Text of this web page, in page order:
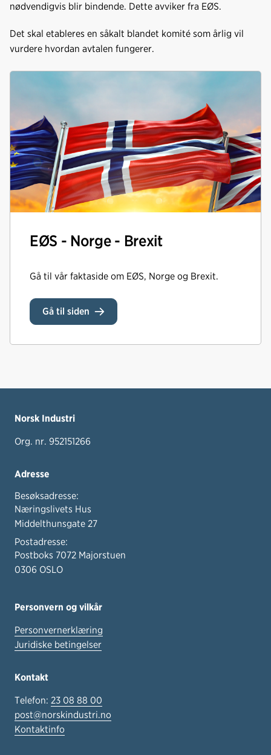
nødvendigvis blir bindende. Dette avviker fra EØS.
Det skal etableres en såkalt blandet komité som årlig vil
vurdere hvordan avtalen fungerer.
EØS - Norge - Brexit
Gå til vår faktaside om EØS, Norge og Brexit.
Gå til siden
Norsk Industri
Org. nr. 952151266
Adresse
Besøksadresse:
Næringslivets Hus
Middelthunsgate 27
Postadresse:
Postboks 7072 Majorstuen
0306 OSLO
Personvern og vilkår
Personvernerklæring
Juridiske betingelser
Kontakt
Telefon: 23 08 88 00
post@norskindustri.no
Kontaktinfo